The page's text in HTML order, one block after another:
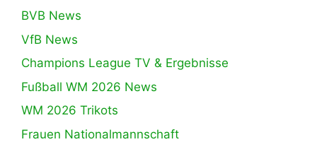
BVB News
VfB News
Champions League TV & Ergebnisse
Fußball WM 2026 News
WM 2026 Trikots
Frauen Nationalmannschaft